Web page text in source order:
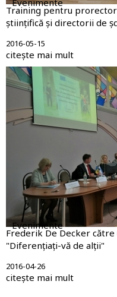
Training pentru
științifică și directorii de
2016-05-15
citește mai mult
Evenimente
Frederik De Decker
"Diferențiați-vă de alții"
2016-04-26
citește mai mult